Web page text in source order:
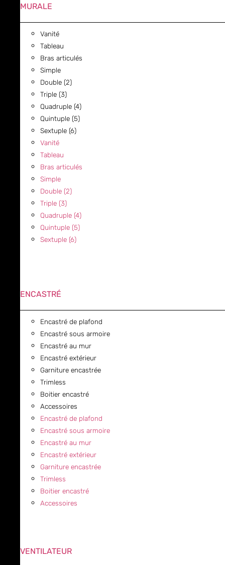
MURALE
Vanité
Tableau
Bras articulés
Simple
Double (2)
Triple (3)
Quadruple (4)
Quintuple (5)
Sextuple (6)
Vanité
Tableau
Bras articulés
Simple
Double (2)
Triple (3)
Quadruple (4)
Quintuple (5)
Sextuple (6)
ENCASTRÉ
Encastré de plafond
Encastré sous armoire
Encastré au mur
Encastré extérieur
Garniture encastrée
Trimless
Boitier encastré
Accessoires
Encastré de plafond
Encastré sous armoire
Encastré au mur
Encastré extérieur
Garniture encastrée
Trimless
Boitier encastré
Accessoires
VENTILATEUR